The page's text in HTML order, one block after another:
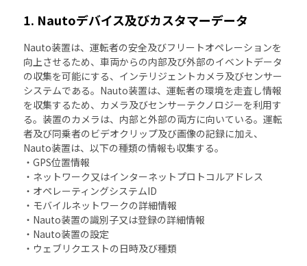
1. Nautoデバイス及びカスタマーデータ
Nauto装置は、運転者の安全及びフリートオペレーションを
向上させるため、車両からの内部及び外部のイベントデータ
の収集を可能にする、インテリジェントカメラ及びセンサー
システムである。Nauto装置は、運転者の環境を走査し情報
を収集するため、カメラ及びセンサーテクノロジーを利用す
る。装置のカメラは、内部と外部の両方に向いている。運転
者及び同乗者のビデオクリップ及び画像の記録に加え、
Nauto装置は、以下の種類の情報も収集する。
・GPS位置情報
・ネットワーク又はインターネットプロトコルアドレス
・オペレーティングシステムID
・モバイルネットワークの詳細情報
・Nauto装置の識別子又は登録の詳細情報
・Nauto装置の設定
・ウェブリクエストの日時及び種類